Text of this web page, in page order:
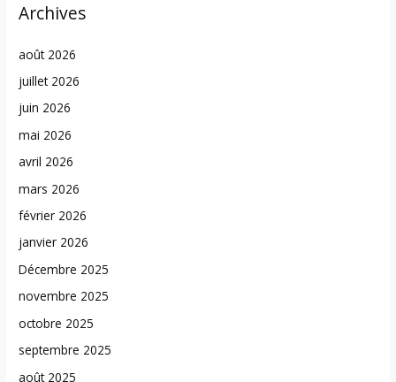
Archives
août 2026
juillet 2026
juin 2026
mai 2026
avril 2026
mars 2026
février 2026
janvier 2026
Décembre 2025
novembre 2025
octobre 2025
septembre 2025
août 2025